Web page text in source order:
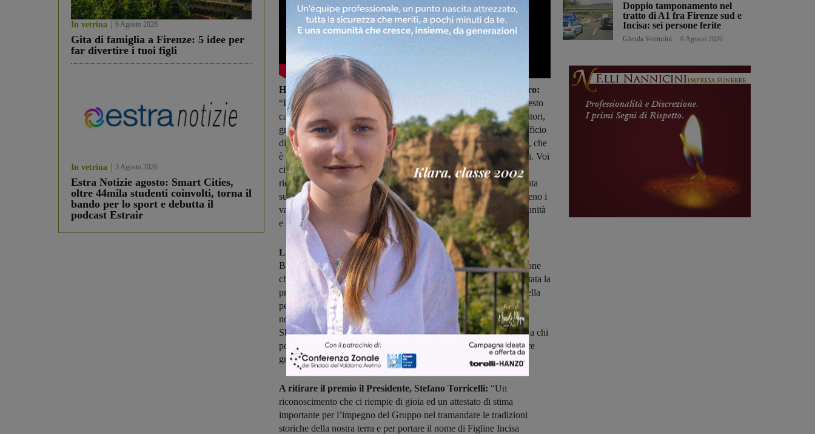
In vetrina 6 Agosto 2026
Gita di famiglia a Firenze: 5 idee per
far divertire i tuoi figli
In vetrina 3 Agosto 2026
Estra Notizie agosto: Smart Cities,
oltre 44mila studenti coinvolti, torna il
bando per lo sport e debutta il
podcast Estrair
Ha detto il Presidente del Consiglio comunale, Federico Cecoro:
“Il Premio Bambagella normalmente va ad una persona, ma in questo
caso è stato assegnato ad un intero gruppo, quello degli Sbandieratori,
grazie all’unanimità raggiunta al momento della votazione dell’Ufficio
di Presidenza. Insomma, una assegnazione ampiamente condivisa, che
è un attestato di stima, di amicizia e gratitudine nei vostri confronti. Voi
ci rappresentate in tutto il mondo, ed è giusto che la vostra città vi
riconoscesse un attestato. È anche per questo che la scelta è ricaduta
sugli Sbandieratori senza il minimo dubbio: voi rappresentate a pieno i
valori dell’amicizia, dell’unione, dello spirito di sacrificio, di comunità
e soprattutto le emozioni, che regalate a tutti”.
La sindaca Giulia Mugnai:“Oggi consegniamo il Premio
Bambagella in occasione della Festa della Toscana, una celebrazione
che è molto importante per ricordare come la nostra Regione sia stata la
prima a compiere un grande passo di civiltà, con l’eliminazione della
pena di morte. Non dobbiamo mai dimenticare dove affondano le
nostre radici. Ecco in questa occasione, il riconoscimento agli
Sbandieratori dei Borghi e Sestieri Fiorentini è un ringraziamento a chi
porta la nostra storia nel mondo, emozionando e divertendo sempre
grazie all’impegno profuso in questi anni”.
A ritirare il premio il Presidente, Stefano Torricelli: “Un
riconoscimento che ci riempie di gioia ed un attestato di stima
importante per l’impegno del Gruppo nel tramandare le tradizioni
storiche della nostra terra e per portare il nome di Figline Incisa
Doppio tamponamento nel
tratto di A1 fra Firenze sud e
Incisa: sei persone ferite
Glenda Venturini 6 Agosto 2026